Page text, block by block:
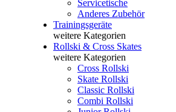
Servicetische
Anderes Zubehör
Trainingsgeräte
weitere Kategorien
Rollski & Cross Skates
weitere Kategorien
Cross Rollski
Skate Rollski
Classic Rollski
Combi Rollski